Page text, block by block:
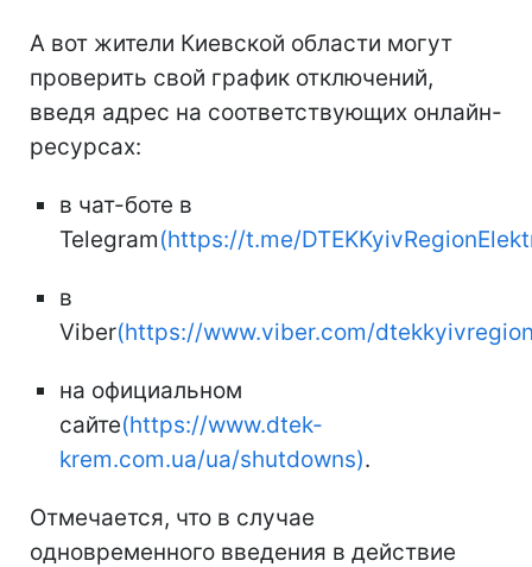
А вот жители Киевской области могут
проверить свой график отключений,
введя адрес на соответствующих онлайн-
ресурсах:
в чат-боте в
Telegram(https://t.me/
в
Viber(https://www.viber.com/
на официальном
сайте(https://www.dtek-
krem.com.ua/ua/shutdowns).
Отмечается, что в случае
одновременного введения в действие